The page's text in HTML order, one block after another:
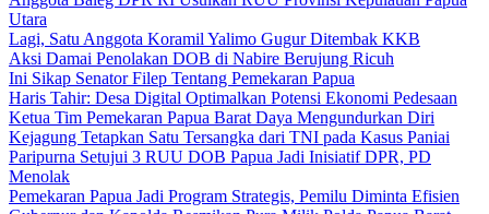
Utara
Lagi, Satu Anggota Koramil Yalimo Gugur Ditembak KKB
Aksi Damai Penolakan DOB di Nabire Berujung Ricuh
Ini Sikap Senator Filep Tentang Pemekaran Papua
Haris Tahir: Desa Digital Optimalkan Potensi Ekonomi Pedesaan
Ketua Tim Pemekaran Papua Barat Daya Mengundurkan Diri
Kejagung Tetapkan Satu Tersangka dari TNI pada Kasus Paniai
Paripurna Setujui 3 RUU DOB Papua Jadi Inisiatif DPR, PD
Menolak
Pemekaran Papua Jadi Program Strategis, Pemilu Diminta Efisien